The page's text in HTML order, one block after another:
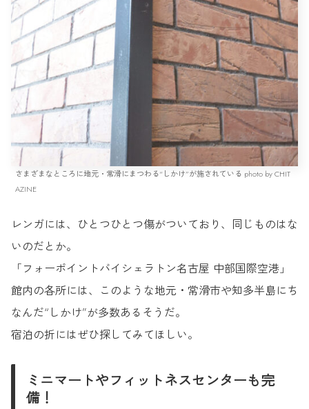
さまざまなところに地元・常滑にまつわる“しかけ”が施されている photo by CHIT
AZINE
レンガには、ひとつひとつ傷がついており、同じものはな
いのだとか。
「フォーポイントバイシェラトン名古屋 中部国際空港」
館内の各所には、このような地元・常滑市や知多半島にち
なんだ“しかけ”が多数あるそうだ。
宿泊の折にはぜひ探してみてほしい。
ミニマートやフィットネスセンターも完
備！